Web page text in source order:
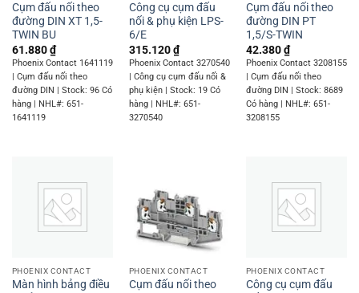
Cụm đấu nối theo
đường DIN XT 1,5-
TWIN BU
61.880₫
Phoenix Contact 1641119
| Cụm đấu nối theo
đường DIN | Stock: 96 Có
hàng | NHL#: 651-
1641119
Công cụ cụm đấu
nối & phụ kiện LPS-
6/E
315.120₫
Phoenix Contact 3270540
| Công cụ cụm đấu nối &
phụ kiện | Stock: 19 Có
hàng | NHL#: 651-
3270540
Cụm đấu nối theo
đường DIN PT
1,5/S-TWIN
42.380₫
Phoenix Contact 3208155
| Cụm đấu nối theo
đường DIN | Stock: 8689
Có hàng | NHL#: 651-
3208155
PHOENIX CONTACT
Màn hình bảng điều
PHOENIX CONTACT
Cụm đấu nối theo
PHOENIX CONTACT
Công cụ cụm đấu